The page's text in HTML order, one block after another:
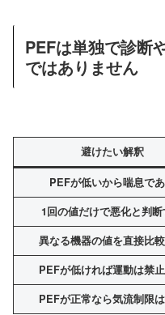
PEFは単独で診断
ではありません
避けたい解釈
PEFが低いから喘息で
1回の値だけで悪化と判断
異なる機器の値を直接比
PEFが低ければ運動は禁
PEFが正常なら気流制限